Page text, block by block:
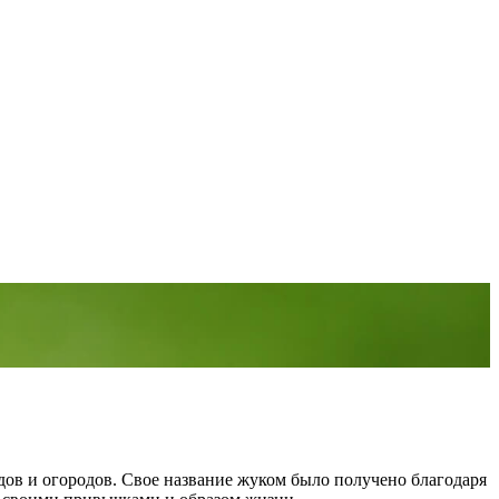
и огородов. Свое название жуком было получено благодаря